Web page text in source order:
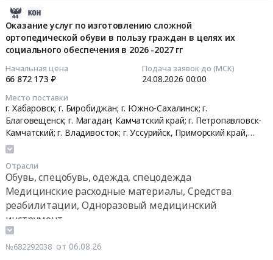
Оказание услуг по изготовлению сложной
ортопедической обуви в пользу граждан в целях их
социального обеспечения в 2026 -2027 гг
Начальная цена
66 872 173 ₽
Подача заявок до (МСК)
24.08.2026 00:00
Место поставки
г. Хабаровск; г. Биробиджан; г. Южно-Сахалинск; г.
Благовещенск; г. Магадан; Камчатский край; г. Петропавловск-
Камчатский; г. Владивосток; г. Уссурийск, Приморский край,
Хабаровский край
Магаданская область
Отрасли
Обувь, спецобувь, одежда, спецодежда
Медицинские расходные материалы, Средства
реабилитации, Одноразовый медицинский
инструмент
№682292038 от 06.08.26